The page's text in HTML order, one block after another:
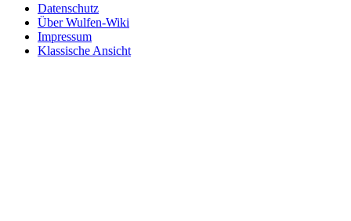
Datenschutz
Über Wulfen-Wiki
Impressum
Klassische Ansicht